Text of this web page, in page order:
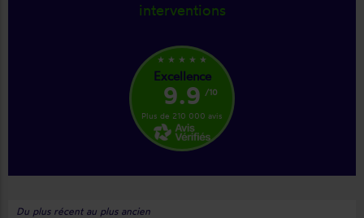
interventions
star_rate star_rate star_rate star_rate star_rate
Excellence
9.9 /10
Plus de 210 000 avis
Du plus récent au plus ancien